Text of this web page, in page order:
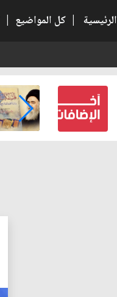
الرئيسية | كل المواضيع |
كتب لنفسه